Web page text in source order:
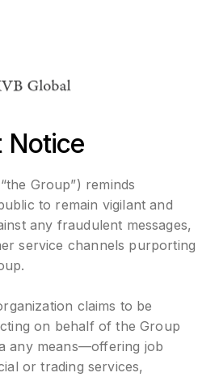
Notice
Group”) reminds
to remain vigilant and
any fraudulent messages,
service channels purporting
claims to be
on behalf of the Group
any means—offering job
or trading services,